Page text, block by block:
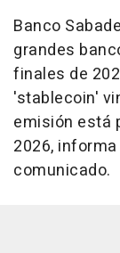
Banco
grandes
finales de
'stablecoin'
emisión está
2026,
comunicado.